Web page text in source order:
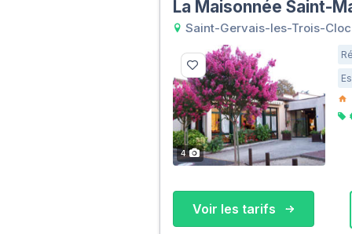
La Maisonnée Saint-
Saint-Gervais-les-Trois-
4
Voir les tarifs